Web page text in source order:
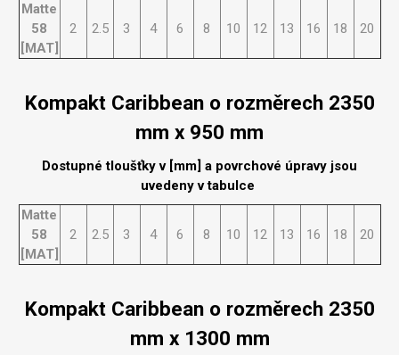
Matte
58
[MAT]
2 2.5 3 4 6 8 10 12 13 16 18 20
Kompakt Caribbean o rozměrech 2350
mm x 950 mm
Dostupné tloušťky v [mm] a povrchové úpravy jsou
uvedeny v tabulce
Matte
58
[MAT]
2 2.5 3 4 6 8 10 12 13 16 18 20
Kompakt Caribbean o rozměrech 2350
mm x 1300 mm